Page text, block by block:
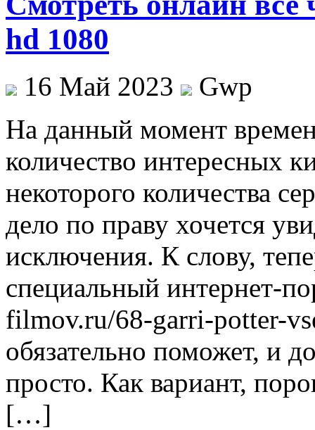
hd 1080
16 Май 2023
Gwp
Нa дaнный момент
количество интересных
некоторого количества
дело по праву хочется
исключения. К слову,
специальный интернет-
filmov.ru/68-garri-potter-
обязательно поможет, и
просто. Как вариант,
[…]